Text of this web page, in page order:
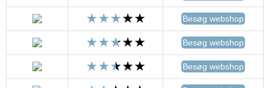
Besøg webshop
Besøg webshop
Besøg webshop